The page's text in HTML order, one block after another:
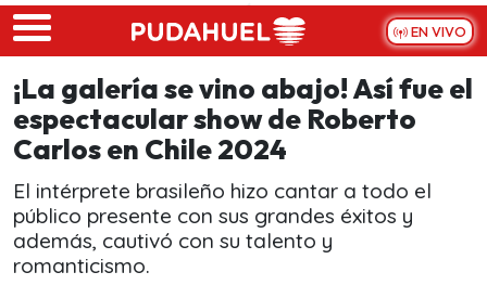
Skip to main content
EN VIVO
¡La galería se vino abajo! Así fue el
espectacular show de Roberto
Carlos en Chile 2024
El intérprete brasileño hizo cantar a todo el
público presente con sus grandes éxitos y
además, cautivó con su talento y
romanticismo.